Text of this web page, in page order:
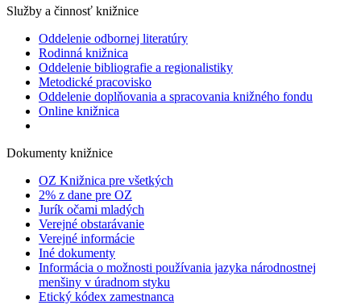
Služby a činnosť knižnice
Oddelenie odbornej literatúry
Rodinná knižnica
Oddelenie bibliografie a regionalistiky
Metodické pracovisko
Oddelenie doplňovania a spracovania knižného fondu
Online knižnica
Dokumenty knižnice
OZ Knižnica pre všetkých
2% z dane pre OZ
Jurík očami mladých
Verejné obstarávanie
Verejné informácie
Iné dokumenty
Informácia o možnosti používania jazyka národnostnej
menšiny v úradnom styku
Etický kódex zamestnanca